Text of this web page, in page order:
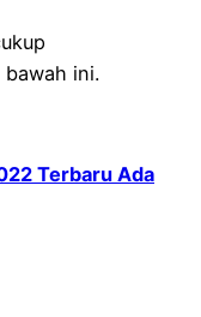
ini.
Terbaru Ada